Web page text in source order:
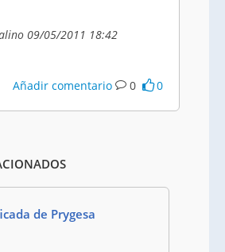
09/05/2011 18:42
Añadir comentario 0 0
de Prygesa